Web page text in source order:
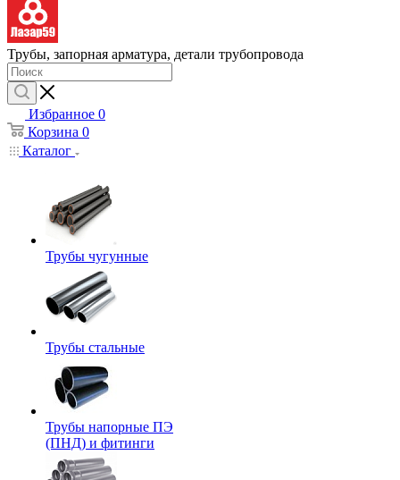
Трубы, запорная арматура, детали трубопровода
Избранное 0
Корзина 0
Каталог
Трубы чугунные
Трубы стальные
Трубы напорные ПЭ
(ПНД) и фитинги